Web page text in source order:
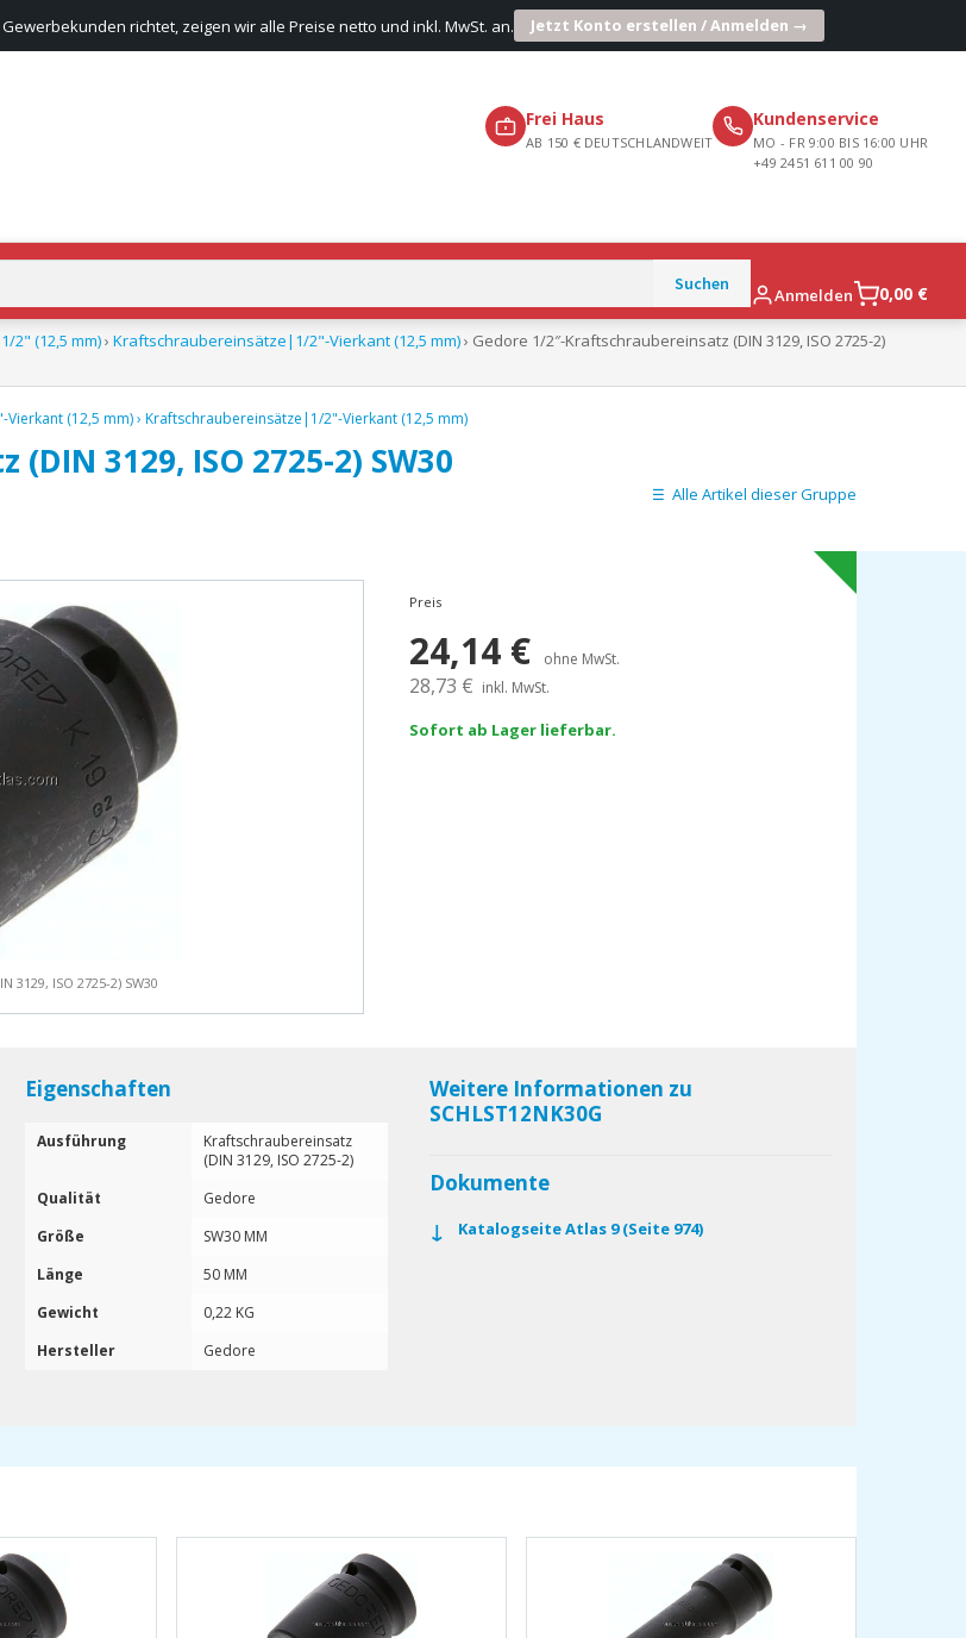
richtet, zeigen wir alle Preise netto und inkl. MwSt. an. Jetzt Konto erstellen / Anmelden →
Frei Haus
AB 150 € DEUTSCHLANDWEIT
Kundenservice
MO - FR 9:00 BIS 16:00 UHR
+49 2451 611 00 90
Anmelden 0,00 €
2" (12,5 mm)› Kraftschraubereinsätze|1/2"-Vierkant (12,5 mm)› Gedore 1/2″-Kraftschraubereinsatz (DIN 3129, ISO 2725-2)
(12,5 mm)› Kraftschraubereinsätze|1/2"-Vierkant (12,5 mm)
3129, ISO 2725-2) SW30
Alle Artikel dieser Gruppe
3129, ISO 2725-2) SW30
Preis
24,14 € ohne MwSt.
28,73 € inkl. MwSt.
Sofort ab Lager lieferbar.
Eigenschaften
Ausführung
Kraftschraubereinsatz
(DIN 3129, ISO 2725-2)
Qualität
Gedore
Größe
SW30 MM
Länge
50 MM
Gewicht
0,22 KG
Hersteller
Gedore
Weitere Informationen zu
SCHLST12NK30G
Dokumente
Katalogseite Atlas 9 (Seite 974)